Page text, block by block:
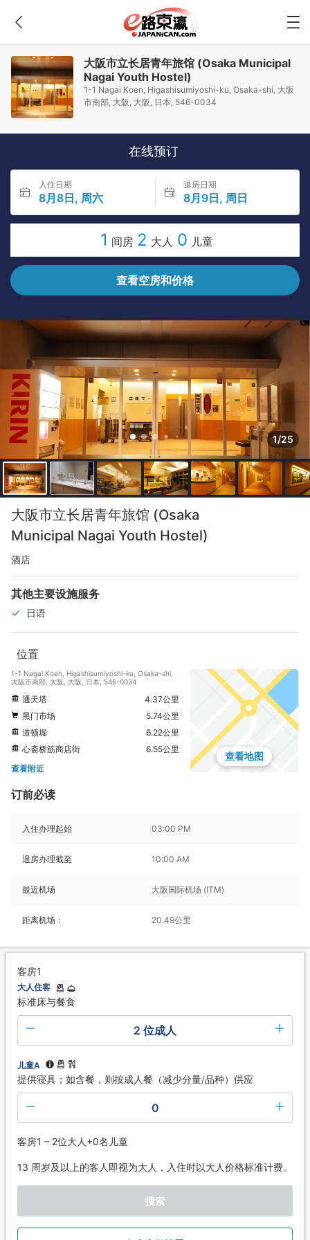
大阪市立长居青年旅馆 (Osaka Municipal
Nagai Youth Hostel)
1-1 Nagai Koen, Higashisumiyoshi-ku, Osaka-shi, 大阪
市南部, 大阪, 大阪, 日本, 546-0034
在线预订
入住日期
8月8日, 周六
退房日期
8月9日, 周日
1 间房 2 大人 0 儿童
查看空房和价格
1/25
大阪市立长居青年旅馆 (Osaka
Municipal Nagai Youth Hostel)
酒店
其他主要设施服务
日语
位置
1-1 Nagai Koen, Higashisumiyoshi-ku, Osaka-shi,
大阪市南部, 大阪, 大阪, 日本, 546-0034
通天塔
4.37公里
黑门市场
5.74公里
道顿堀
6.22公里
心斋桥筋商店街
6.55公里
查看附近
查看地图
订前必读
入住办理起始 03:00 PM
退房办理截至 10:00 AM
最近机场 大阪国际机场 (ITM)
距离机场： 20.49公里
客房1
大人住客
标准床与餐食
2 位成人
儿童A
提供寝具；如含餐，则按成人餐（减少分量/品种）供应
0
客房1 – 2位大人+0名儿童
13 周岁及以上的客人即视为大人，入住时以大人价格标准计费。
搜索